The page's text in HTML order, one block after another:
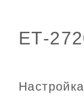
Настройка